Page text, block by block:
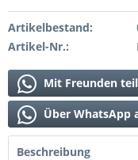
Artikelbestand:
Artikel-Nr.:
Mit Freunden
Über WhatsApp
Beschreibung